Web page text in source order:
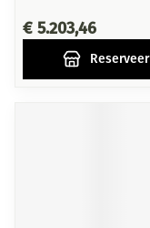
€ 5.203,46
Reserveer